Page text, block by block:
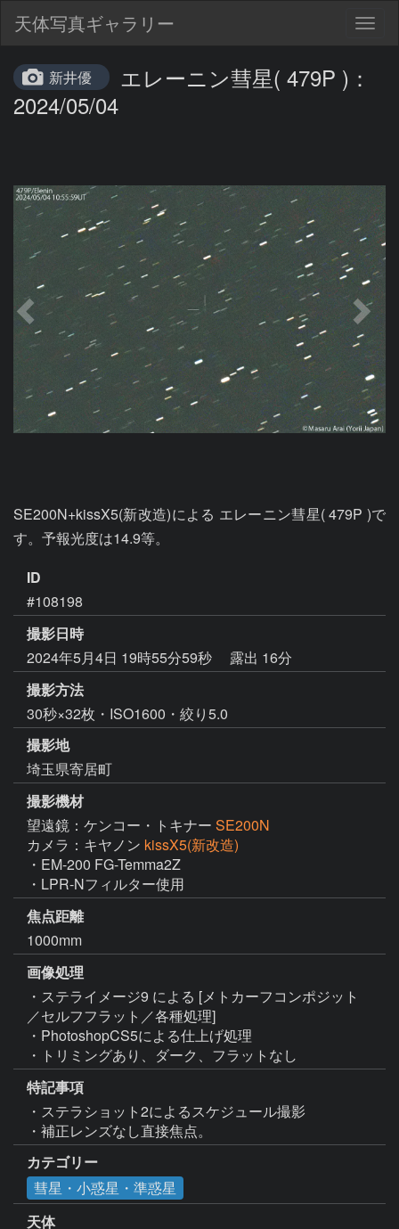
天体写真ギャラリー
新井優
エレーニン彗星( 479P )：
2024/05/04
SE200N+kissX5(新改造)による エレーニン彗星( 479P )で
す。予報光度は14.9等。
ID
#108198
撮影日時
2024年5月4日 19時55分59秒
露出 16分
撮影方法
30秒×32枚・ISO1600・絞り5.0
撮影地
埼玉県寄居町
撮影機材
望遠鏡：ケンコー・トキナー SE200N
カメラ：キヤノン kissX5(新改造)
・EM-200 FG-Temma2Z
・LPR-Nフィルター使用
焦点距離
1000mm
画像処理
・ステライメージ9 による [メトカーフコンポジット
／セルフフラット／各種処理]
・PhotoshopCS5による仕上げ処理
・トリミングあり、ダーク、フラットなし
特記事項
・ステラショット2によるスケジュール撮影
・補正レンズなし直接焦点。
カテゴリー
彗星・小惑星・準惑星
天体